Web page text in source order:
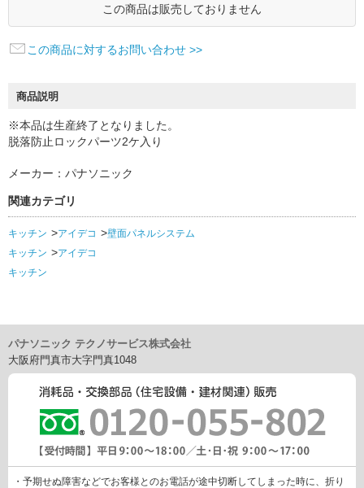
この商品は販売しておりません
この商品に対するお問い合わせ >>
商品説明
※本品は生産終了となりました。
脱落防止ロックパーツ2ケ入り
メーカー：パナソニック
関連カテゴリ
キッチン アイデコ
壁面パネルシステム
キッチン
アイデコ
キッチン
パナソニック テクノサービス株式会社
大阪府門真市大字門真1048
・予期せぬ障害などでお客様とのお電話が途中切断してしまった時に、折り